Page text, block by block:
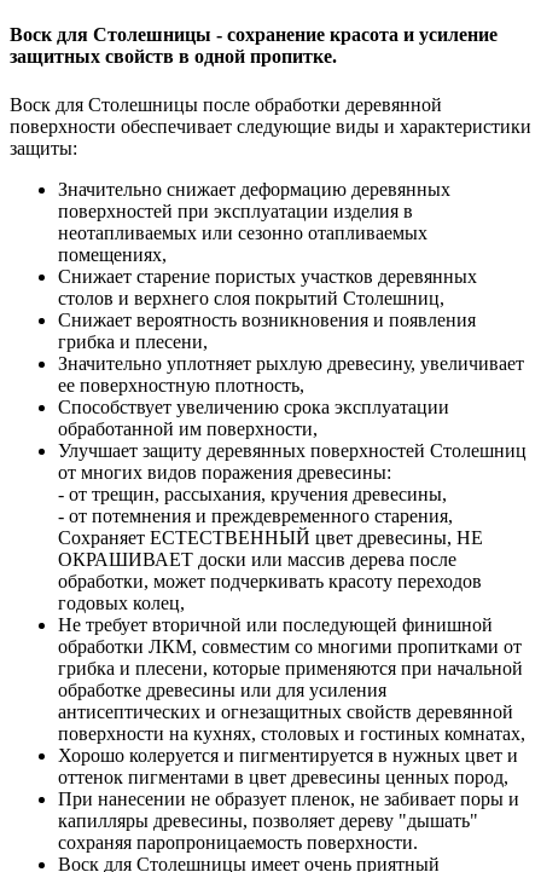
Воск для Столешницы - сохранение красота и усиление
защитных свойств в одной пропитке.
Воск для Столешницы после обработки деревянной
поверхности обеспечивает следующие виды и характеристики
защиты:
Значительно снижает деформацию деревянных
поверхностей при эксплуатации изделия в
неотапливаемых или сезонно отапливаемых
помещениях,
Снижает старение пористых участков деревянных
столов и верхнего слоя покрытий Столешниц,
Снижает вероятность возникновения и появления
грибка и плесени,
Значительно уплотняет рыхлую древесину, увеличивает
ее поверхностную плотность,
Способствует увеличению срока эксплуатации
обработанной им поверхности,
Улучшает защиту деревянных поверхностей Столешниц
от многих видов поражения древесины:
- от трещин, рассыхания, кручения древесины,
- от потемнения и преждевременного старения,
Сохраняет ЕСТЕСТВЕННЫЙ цвет древесины, НЕ
ОКРАШИВАЕТ доски или массив дерева после
обработки, может подчеркивать красоту переходов
годовых колец,
Не требует вторичной или последующей финишной
обработки ЛКМ, совместим со многими пропитками от
грибка и плесени, которые применяются при начальной
обработке древесины или для усиления
антисептических и огнезащитных свойств деревянной
поверхности на кухнях, столовых и гостиных комнатах,
Хорошо колеруется и пигментируется в нужных цвет и
оттенок пигментами в цвет древесины ценных пород,
При нанесении не образует пленок, не забивает поры и
капилляры древесины, позволяет дереву "дышать"
сохраняя паропроницаемость поверхности.
Воск для Столешницы имеет очень приятный